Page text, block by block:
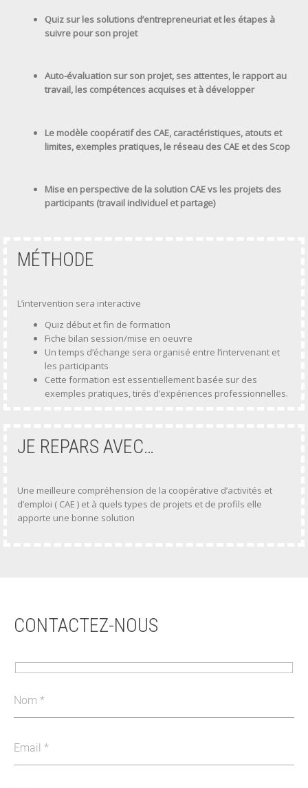
Quiz sur les solutions d’entrepreneuriat et les étapes à
suivre pour son projet
Auto-évaluation sur son projet, ses attentes, le rapport au
travail, les compétences acquises et à développer
Le modèle coopératif des CAE, caractéristiques, atouts et
limites, exemples pratiques, le réseau des CAE et des Scop
Mise en perspective de la solution CAE vs les projets des
participants (travail individuel et partage)
MÉTHODE
L’intervention sera interactive
Quiz début et fin de formation
Fiche bilan session/mise en oeuvre
Un temps d’échange sera organisé entre l’intervenant et
les participants
Cette formation est essentiellement basée sur des
exemples pratiques, tirés d’expériences professionnelles.
JE REPARS AVEC…
Une meilleure compréhension de la coopérative d’activités et
d’emploi ( CAE ) et à quels types de projets et de profils elle
apporte une bonne solution
CONTACTEZ-NOUS
Nom
Email